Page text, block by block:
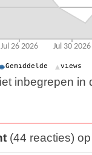
inbegrepen in
(44 reacties)